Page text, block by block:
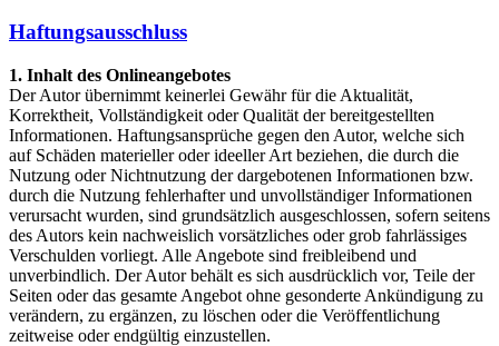
Haftungsausschluss
1. Inhalt des Onlineangebotes
Der Autor übernimmt keinerlei Gewähr für die Aktualität,
Korrektheit, Vollständigkeit oder Qualität der bereitgestellten
Informationen. Haftungsansprüche gegen den Autor, welche sich
auf Schäden materieller oder ideeller Art beziehen, die durch die
Nutzung oder Nichtnutzung der dargebotenen Informationen bzw.
durch die Nutzung fehlerhafter und unvollständiger Informationen
verursacht wurden, sind grundsätzlich ausgeschlossen, sofern seitens
des Autors kein nachweislich vorsätzliches oder grob fahrlässiges
Verschulden vorliegt. Alle Angebote sind freibleibend und
unverbindlich. Der Autor behält es sich ausdrücklich vor, Teile der
Seiten oder das gesamte Angebot ohne gesonderte Ankündigung zu
verändern, zu ergänzen, zu löschen oder die Veröffentlichung
zeitweise oder endgültig einzustellen.